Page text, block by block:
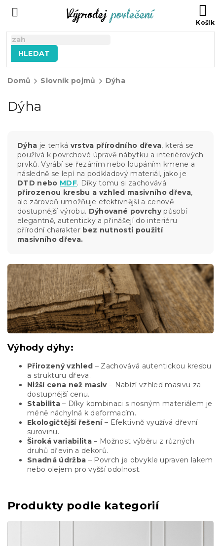
HLEDAT
Domů Slovník pojmů Dýha
Dýha
Dýha je tenká vrstva přírodního dřeva, která se
používá k povrchové úpravě nábytku a interiérových
prvků. Vyrábí se řezáním nebo loupáním kmene a
následně se lepí na podkladový materiál, jako je
DTD nebo MDF. Díky tomu si zachovává
přirozenou kresbu a vzhled masivního dřeva,
ale zároveň umožňuje efektivnější a cenově
dostupnější výrobu. Dýhované povrchypůsobí
elegantně, autenticky a přinášejí do interiéru
přírodní charakter bez nutnosti použití
masivního dřeva.
Výhody dýhy:
Přirozený vzhled – Zachovává autentickou kresbu
a strukturu dřeva.
Nižší cena než masiv– Nabízí vzhled masivu za
dostupnější cenu.
Stabilita – Díky kombinaci s nosným materiálem je
méně náchylná k deformacím.
Ekologičtější řešení– Efektivně využívá dřevní
surovinu.
Široká variabilita – Možnost výběru z různých
druhů dřevin a dekorů.
Snadná údržba – Povrch je obvykle upraven lakem
nebo olejem pro vyšší odolnost.
Produkty podle kategorií